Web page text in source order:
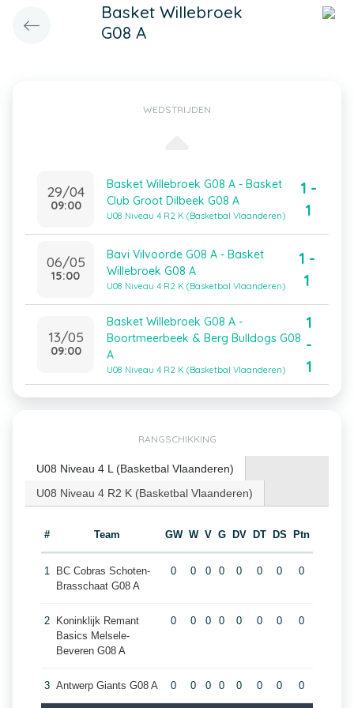
Basket Willebroek
G08 A
WEDSTRIJDEN
29/04
09:00
Basket Willebroek G08 A - Basket
Club Groot Dilbeek G08 A
U08 Niveau 4 R2 K (Basketbal Vlaanderen)
1 -
1
06/05
15:00
Bavi Vilvoorde G08 A - Basket
Willebroek G08 A
U08 Niveau 4 R2 K (Basketbal Vlaanderen)
1 -
1
13/05
09:00
Basket Willebroek G08 A -
Boortmeerbeek & Berg Bulldogs G08
A
U08 Niveau 4 R2 K (Basketbal Vlaanderen)
1
-
1
RANGSCHIKKING
U08 Niveau 4 L (Basketbal Vlaanderen)
U08 Niveau 4 R2 K (Basketbal Vlaanderen)
# Team GW W V G DV DT DS Ptn
1
BC Cobras Schoten-
Brasschaat G08 A
0 0 0 0 0 0 0 0
2
Koninklijk Remant
Basics Melsele-
Beveren G08 A
0 0 0 0 0 0 0 0
3 Antwerp Giants G08 A 0 0 0 0 0 0 0 0